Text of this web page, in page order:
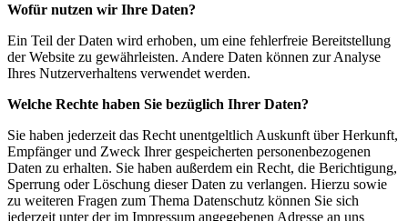
Wofür nutzen wir Ihre Daten?
Ein Teil der Daten wird erhoben, um eine fehlerfreie Bereitstellung
der Website zu gewährleisten. Andere Daten können zur Analyse
Ihres Nutzerverhaltens verwendet werden.
Welche Rechte haben Sie bezüglich Ihrer Daten?
Sie haben jederzeit das Recht unentgeltlich Auskunft über Herkunft,
Empfänger und Zweck Ihrer gespeicherten personenbezogenen
Daten zu erhalten. Sie haben außerdem ein Recht, die Berichtigung,
Sperrung oder Löschung dieser Daten zu verlangen. Hierzu sowie
zu weiteren Fragen zum Thema Datenschutz können Sie sich
jederzeit unter der im Impressum angegebenen Adresse an uns